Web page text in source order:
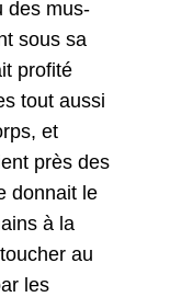
des mus­
sous sa
prof­ité
tout aus­si
et
près des
don­nait le
à la
au
les